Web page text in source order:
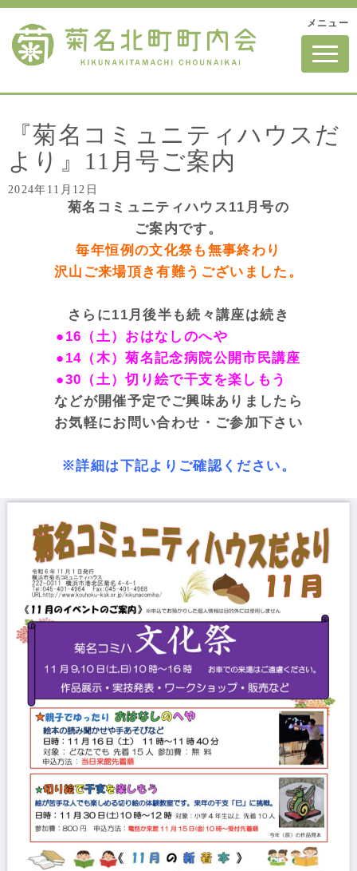
メニュー
N
a
v
t
i
『菊名コミュニティハウスだ
より』11月号ご案内
2024年11月12日
菊名コミュニティハウス11月号の
ご案内です。
毎年恒例の文化祭も無事終わり
沢山ご来場頂き有難うございました。
さらに11月後半も続々講座は続き
●16（土）おはなしのへや
●14（木）菊名記念病院公開市民講座
●30（土）切り絵で干支を楽しもう
などが開催予定でご興味ありましたら
お気軽にお問い合わせ・ご参加下さい
※詳細は下記よりご確認ください。